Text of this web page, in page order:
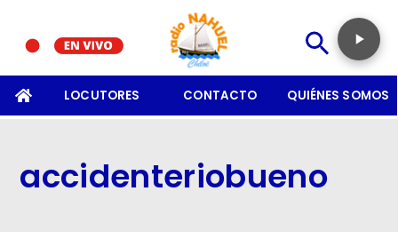
LOCUTORES CONTACTO QUIÉNES SOMOS
accidenteriobueno